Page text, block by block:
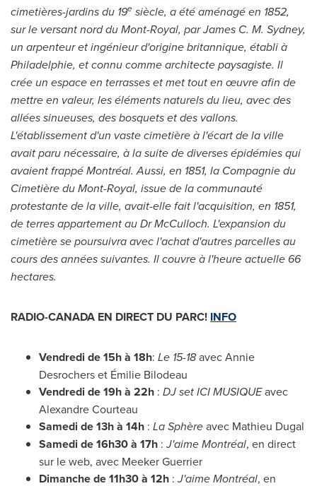
cimetières-jardins du 19e siècle, a été aménagé en 1852,
sur le versant nord duMont-Royal, parJames C. M. Sydney,
un arpenteur et ingénieur d'origine britannique, établi à
Philadelphie, et connu comme architecte paysagiste. Il
crée un espace en terrasses et met tout en œuvre afin de
mettre en valeur, les éléments naturels du lieu, avec des
allées sinueuses, des bosquets et des vallons.
L'établissement d'un vaste cimetière à l'écart de la ville
avait paru nécessaire, à la suite de diverses épidémies qui
avaient frappé Montréal. Aussi, en 1851, la Compagnie du
Cimetière duMont-Royal, issue de la communauté
protestante de la ville, avait-elle fait l'acquisition, en 1851,
de terres appartement au Dr McCulloch. L'expansion du
cimetière se poursuivra avec l'achat d'autres parcelles au
cours des années suivantes. Il couvre à l'heure actuelle 66
hectares.
RADIO-CANADA EN DIRECT DU PARC! INFO
Vendredi de 15h à 18h: Le 15-18avecAnnie
Desrocherset Émilie Bilodeau
Vendredi de 19h à 22h : DJ setICI MUSIQUEavec
Alexandre Courteau
Samedi de13h à 14h : La Sphèreavec Mathieu Dugal
Samedi de16h30 à 17h :J'aime Montréal, en direct
sur le web, avec Meeker Guerrier
Dimanche de11h30 à 12h :J'aime Montréal, en